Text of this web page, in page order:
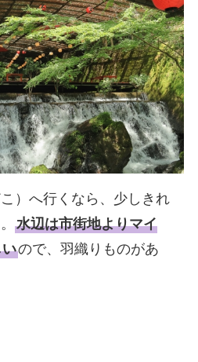
）へ行くなら、少しきれ
水辺は市街地よりマイ
ので、羽織りものがあ